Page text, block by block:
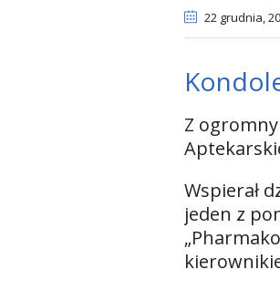
22 grudnia,
Z
Wspierał
jeden z